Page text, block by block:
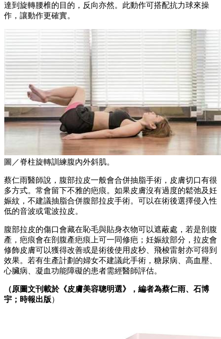
達到旋轉腰椎的目的，反向亦然。此動作可搭配抗力球來操
作，讓動作更確實。
圖／脊柱旋轉訓練腹內外斜肌。
蔡仁雨醫師說，腹部拉皮一般會合併抽脂手術，皮膚切口有很
多方式。常會留下不雅的疤痕。如果皮膚沒有過度的鬆弛及妊
娠紋，不建議抽脂合併腹部拉皮手術。可以在術後選擇侵入性
低的音波或電波拉皮。
腹部拉皮的傷口會藏在恥毛與貼身衣物可以遮蔽處，若是剖腹
產，疤痕會在剖腹產疤痕上可一同修疤；妊娠紋部分，拉皮會
修飾皮膚可以獲得改善或是術後使用皮秒、飛梭雷射亦可得到
效果。若有生產計劃的婦女不建議此手術，糖尿病、高血壓、
心臟病、凝血功能障礙的患者需經醫師評估。
（原圖文刊載於《皮膚美容聰明選》，編者為蔡仁雨、石博
宇；時報出版）